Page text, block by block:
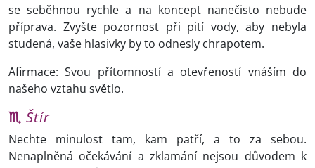
se seběhnou rychle a na koncept nanečisto nebude
příprava. Zvyšte pozornost při pití vody, aby nebyla
studená, vaše hlasivky by to odnesly chrapotem.
Afirmace: Svou přítomností a otevřeností vnáším do
našeho vztahu světlo.
♏ Štír
Nechte minulost tam, kam patří, a to za sebou.
Nenaplněná očekávání a zklamání nejsou důvodem k